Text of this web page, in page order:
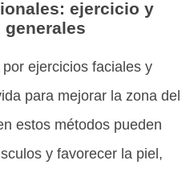
ejercicio y
ejercicios faciales y
para mejorar la zona del
estos métodos pueden
y favorecer la piel,